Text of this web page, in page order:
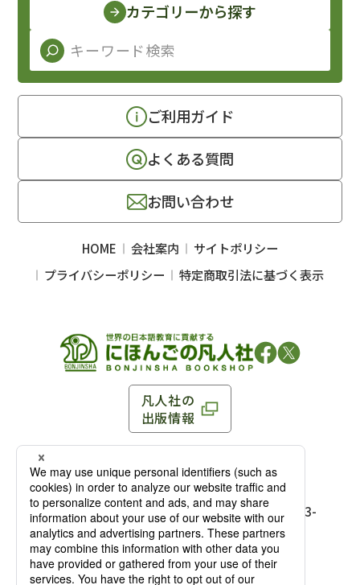
凡人社の
出版情報
〒102-0093 東京都千代田区平河町 1-3-13 8F
TEL：03-3263-3959／FAX：03-3263-3116
麹町店
〒102-0093 東京都千代田区平河町1-3-
13 8F［アクセス］
TEL：03-3239-8673／FAX：03-3263-
3116
カテゴリーから探す
ご利用ガイド
よくある質問
お問い合わせ
HOME 会社案内
サイトポリシー
プライバシーポリシー
特定商取引法に基づく表示